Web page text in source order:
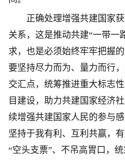
正确处理增强共建国家获
关系，这是推动共建“一带一
求，也是必须始终牢牢把握
要坚持尽力而为、量力而行
交汇点，统筹推进重大标志
目建设，助力共建国家经济
续增强共建国家人民的参与
坚持于我有利、互利共赢，
“空头支票”、不吊高胃口，